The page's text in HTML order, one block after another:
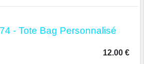
- Tote Bag Personnalisé
12.00 €